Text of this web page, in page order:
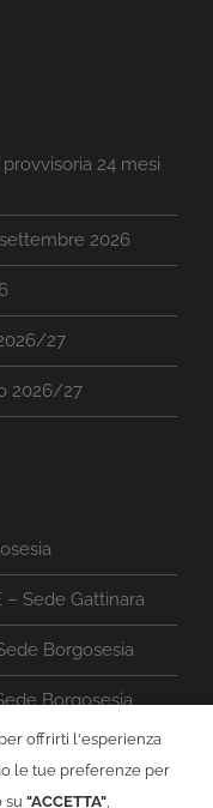
24 mesi
2026
27
2026/27
– Sede Gattinara
Borgosesia
Borgosesia
offrirti l'esperienza
le tue preferenze per
su "ACCETTA"